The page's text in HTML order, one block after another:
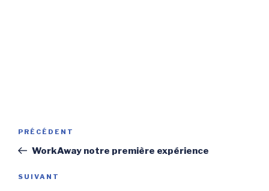
Navigation
l’article
Article
précédent
PRÉCÉDENT
WorkAway notre première expérience
Article
SUIVANT